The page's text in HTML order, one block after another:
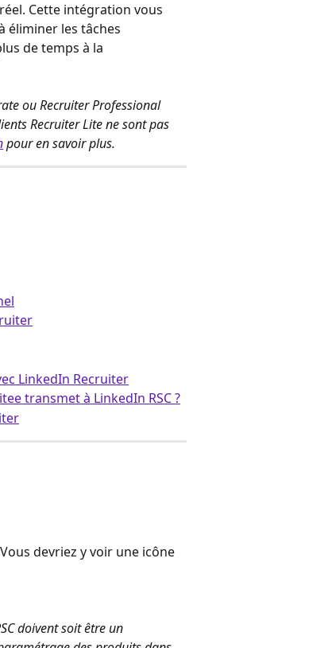
Cette intégration vous
éliminer les tâches
de temps à la
ou Recruiter Professional
Recruiter Lite ne sont pas
pour en savoir plus.
LinkedIn Recruiter
transmet à LinkedIn RSC ?
devriez y voir une icône
doivent soit être un